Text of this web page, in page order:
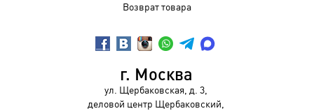
Возврат товара
г. Москва
ул. Щербаковская, д. 3,
деловой центр Щербаковский,